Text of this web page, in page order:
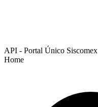
API - Portal Único Siscomex
Home